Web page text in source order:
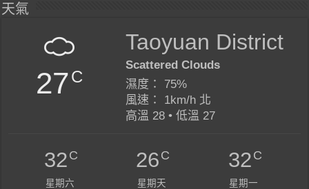
天氣
27C
Taoyuan District
Scattered Clouds
濕度： 75%
風速： 1km/h 北
高溫 28 • 低溫 27
32C
星期六
26C
星期天
32C
星期一